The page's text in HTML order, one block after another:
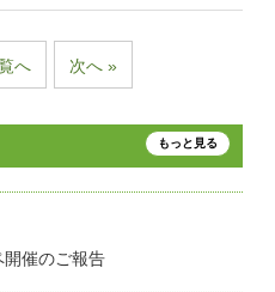
へ 次へ »
もっと見る
催のご報告